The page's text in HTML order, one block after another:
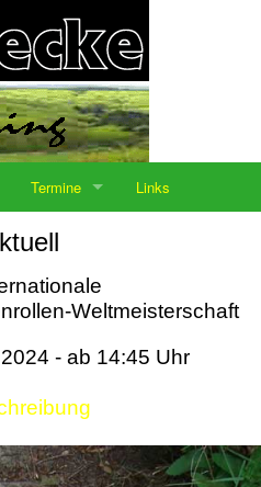
Termine Links
Weltmeisterschaft
- ab 14:45 Uhr